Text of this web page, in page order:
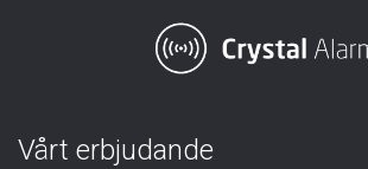
Vårt erbjudande